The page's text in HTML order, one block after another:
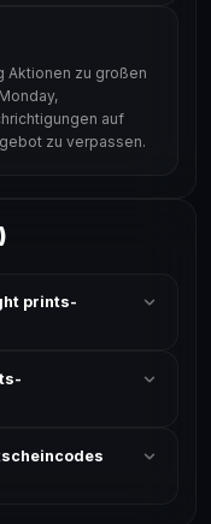
Aktionen zu großen
auf
zu verpassen.
prints-
reduzierte Artikel
„Details".
Codes ist meist